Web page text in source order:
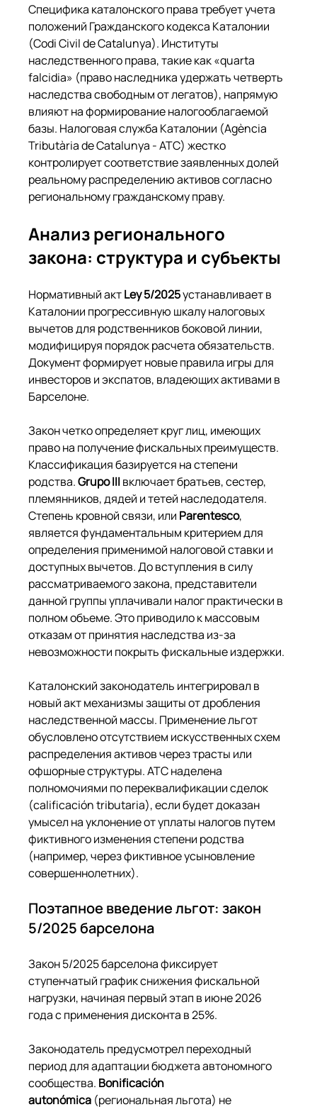
Специфика каталонского права требует учета
положений Гражданского кодекса Каталонии
(Codi Civil de Catalunya). Институты
наследственного права, такие как «quarta
falcidia» (право наследника удержать четверть
наследства свободным от легатов), напрямую
влияют на формирование налогооблагаемой
базы. Налоговая служба Каталонии (Agència
Tributària de Catalunya - ATC) жестко
контролирует соответствие заявленных долей
реальному распределению активов согласно
региональному гражданскому праву.
Анализ регионального
закона: структура и субъекты
Нормативный акт Ley 5/2025 устанавливает в
Каталонии прогрессивную шкалу налоговых
вычетов для родственников боковой линии,
модифицируя порядок расчета обязательств.
Документ формирует новые правила игры для
инвесторов и экспатов, владеющих активами в
Барселоне.
Закон четко определяет круг лиц, имеющих
право на получение фискальных преимуществ.
Классификация базируется на степени
родства. Grupo III включает братьев, сестер,
племянников, дядей и тетей наследодателя.
Степень кровной связи, или Parentesco,
является фундаментальным критерием для
определения применимой налоговой ставки и
доступных вычетов. До вступления в силу
рассматриваемого закона, представители
данной группы уплачивали налог практически в
полном объеме. Это приводило к массовым
отказам от принятия наследства из-за
невозможности покрыть фискальные издержки.
Каталонский законодатель интегрировал в
новый акт механизмы защиты от дробления
наследственной массы. Применение льгот
обусловлено отсутствием искусственных схем
распределения активов через трасты или
офшорные структуры. ATC наделена
полномочиями по переквалификации сделок
(calificación tributaria), если будет доказан
умысел на уклонение от уплаты налогов путем
фиктивного изменения степени родства
(например, через фиктивное усыновление
совершеннолетних).
Поэтапное введение льгот: закон
5/2025 барселона
Закон 5/2025 барселона фиксирует
ступенчатый график снижения фискальной
нагрузки, начиная первый этап в июне 2026
года с применения дисконта в 25%.
Законодатель предусмотрел переходный
период для адаптации бюджета автономного
сообщества. Bonificación
autonómica (региональная льгота) не